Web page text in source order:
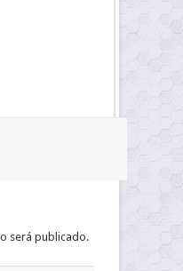
será publicado.